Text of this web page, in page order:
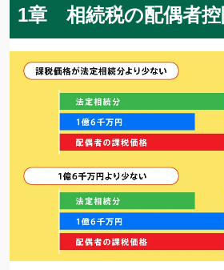
1章 相続税の配偶者控